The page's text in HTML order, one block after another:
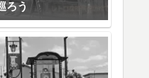
ろう